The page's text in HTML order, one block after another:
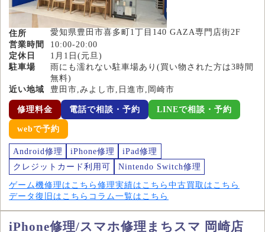
住所
愛知県豊田市喜多町1丁目140 GAZA専門店街2F
営業時間
10:00-20:00
定休日
1月1日(元旦)
駐車場
雨にも濡れない駐車場あり(買い物された方は3時間
無料)
近い地域
豊田市,みよし市,日進市,岡崎市
修理料金 電話で相談・予約 LINEで相談・予約
webで予約
Android修理 iPhone修理
iPad修理
クレジットカード利用可
Nintendo Switch修理
ゲーム機修理はこちら 修理実績はこちら 中古買取はこちら
データ復旧はこちら コラム一覧はこちら
iPhone修理/スマホ修理まちスマ 岡崎店